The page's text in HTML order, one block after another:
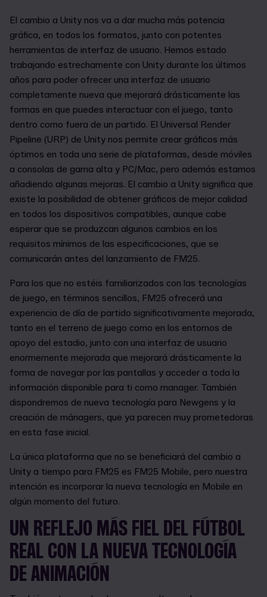
El cambio a Unity nos va a dar mucha más potencia
gráfica, en todos los formatos, junto con potentes
herramientas de interfaz de usuario. Hemos estado
trabajando estrechamente con Unity durante los últimos
años para poder ofrecer una interfaz de usuario
completamente nueva que mejorará drásticamente las
formas en que puedes interactuar con el juego, tanto
dentro como fuera de un partido. El Universal Render
Pipeline (URP) de Unity nos permite crear gráficos más
óptimos en toda una serie de plataformas, desde móviles
a consolas de gama alta y PC/Mac, pero además estamos
añadiendo algunas mejoras. El cambio a Unity significa que
existe la posibilidad de obtener gráficos de mejor calidad
en todos los dispositivos compatibles, aunque cabe
esperar que se produzcan algunos cambios en los
requisitos mínimos de las especificaciones, que se
comunicarán antes del lanzamiento de FM25.
Para los que no estéis familiarizados con las tecnologías
de juego, en términos sencillos, FM25 ofrecerá una
experiencia de día de partido significativamente mejorada,
tanto en el terreno de juego como en los entornos de
apoyo del estadio, junto con una interfaz de usuario
enormemente mejorada que mejorará drásticamente la
forma de navegar por las pantallas y acceder a toda la
información disponible para ti como manager. También
dispondremos de nueva tecnología para Newgens y la
creación de mánagers, que ya parecen muy prometedoras
en esta fase inicial.
La única plataforma que no se beneficiará del cambio a
Unity a tiempo para FM25 es FM25 Mobile, pero nuestra
intención es incorporar la nueva tecnología en Mobile en
algún momento del futuro.
UN REFLEJO MÁS FIEL DEL FÚTBOL
REAL CON LA NUEVA TECNOLOGÍA
DE ANIMACIÓN